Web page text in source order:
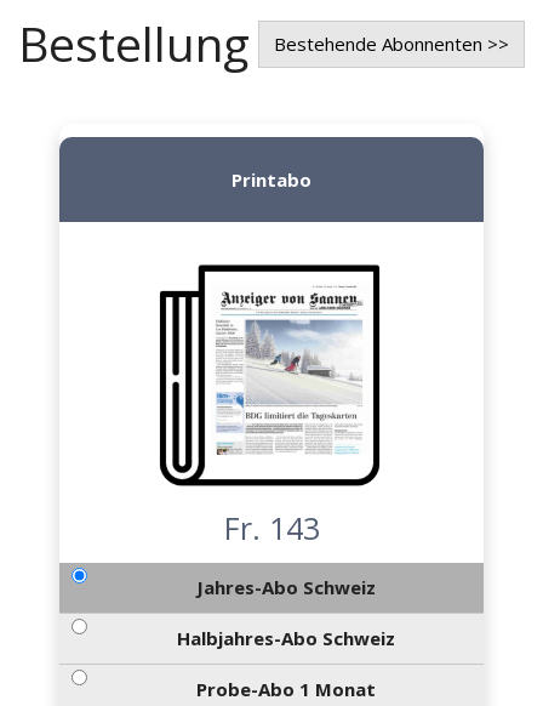
Bestellung Bestehende Abonnenten >>
Printabo
Fr. 143
Jahres-Abo Schweiz
Halbjahres-Abo Schweiz
Probe-Abo 1 Monat